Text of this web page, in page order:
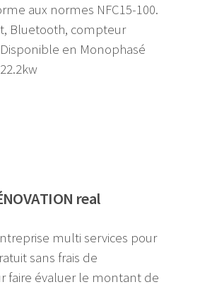
aux normes NFC15-100.
Bluetooth, compteur
en Monophasé
real
multi services pour
sans frais de
faire évaluer le montant de